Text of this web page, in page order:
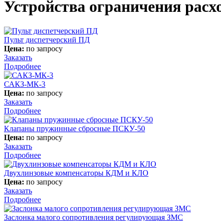
Устройства ограничения
Пульт диспетчерский ПД
Цена: по запросу
Заказать
Подробнее
САКЗ-МК-3
Цена: по запросу
Заказать
Подробнее
Клапаны пружинные сбросные ПСКУ-50
Цена: по запросу
Заказать
Подробнее
Двухлинзовые компенсаторы КДМ и КЛО
Цена: по запросу
Заказать
Подробнее
Заслонка малого сопротивления регулирующая ЗМС